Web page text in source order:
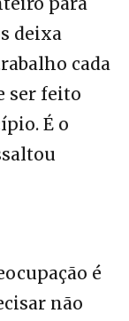
deixa
cada
ser feito
É o
é
não